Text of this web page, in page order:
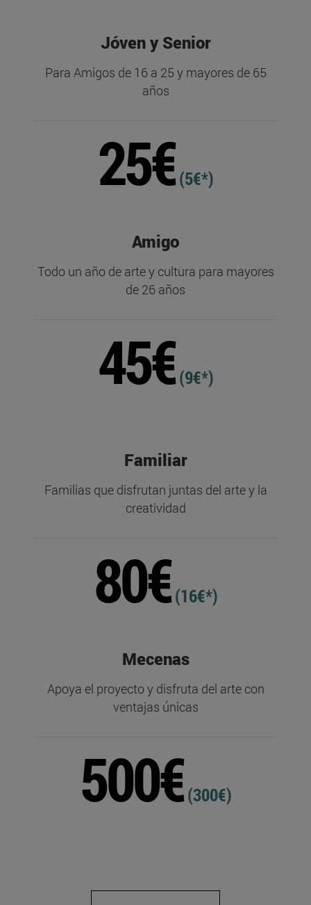
Jóven y Senior
Para Amigos de 16 a 25 y mayores de 65
años
25€(5€*)
Amigo
Todo un año de arte y cultura para mayores
de 26 años
45€(9€*)
Familiar
Familias que disfrutan juntas del arte y la
creatividad
80€(16€*)
Mecenas
Apoya el proyecto y disfruta del arte con
ventajas únicas
500€(300€)